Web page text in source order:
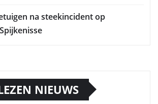
na steekincident op
NIEUWS